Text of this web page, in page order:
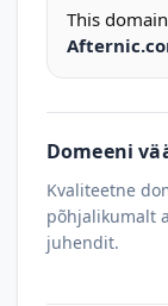
This
Domeeni
Kvaliteetne
põhjalikumalt
juhendit.